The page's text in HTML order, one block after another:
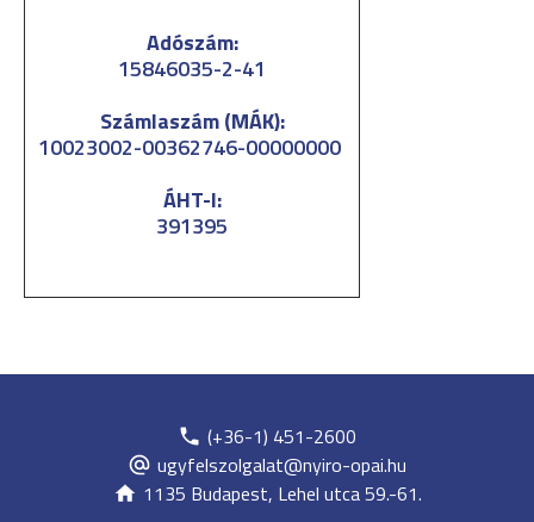
Adószám:
15846035-2-41
Számlaszám (MÁK):
10023002-00362746-00000000
ÁHT-I:
391395
(+36-1) 451-2600
ugyfelszolgalat@nyiro-opai.hu
1135 Budapest, Lehel utca 59.-61.